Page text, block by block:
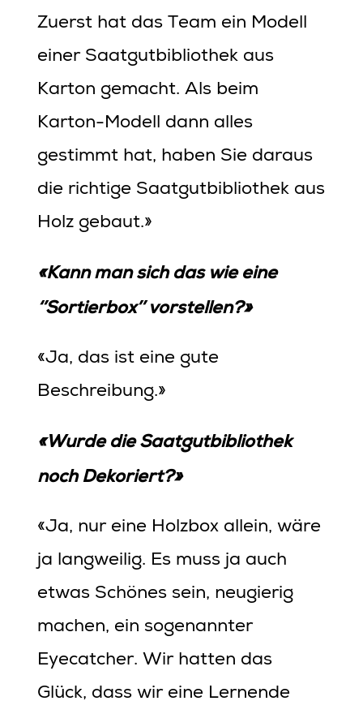
Zuerst hat das Team ein Modell
einer Saatgutbibliothek aus
Karton gemacht. Als beim
Karton-Modell dann alles
gestimmt hat, haben Sie daraus
die richtige Saatgutbibliothek aus
Holz gebaut.»
«Kann man sich das wie eine
‘’Sortierbox’’ vorstellen?»
«Ja, das ist eine gute
Beschreibung.»
«Wurde die Saatgutbibliothek
noch Dekoriert?»
«Ja, nur eine Holzbox allein, wäre
ja langweilig. Es muss ja auch
etwas Schönes sein, neugierig
machen, ein sogenannter
Eyecatcher. Wir hatten das
Glück, dass wir eine Lernende